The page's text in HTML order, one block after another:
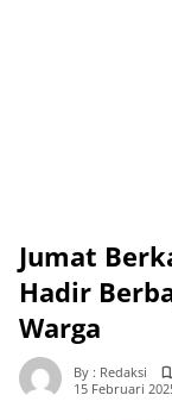
Jumat
Hadir
Warga
By : Redaksi
15 Februari